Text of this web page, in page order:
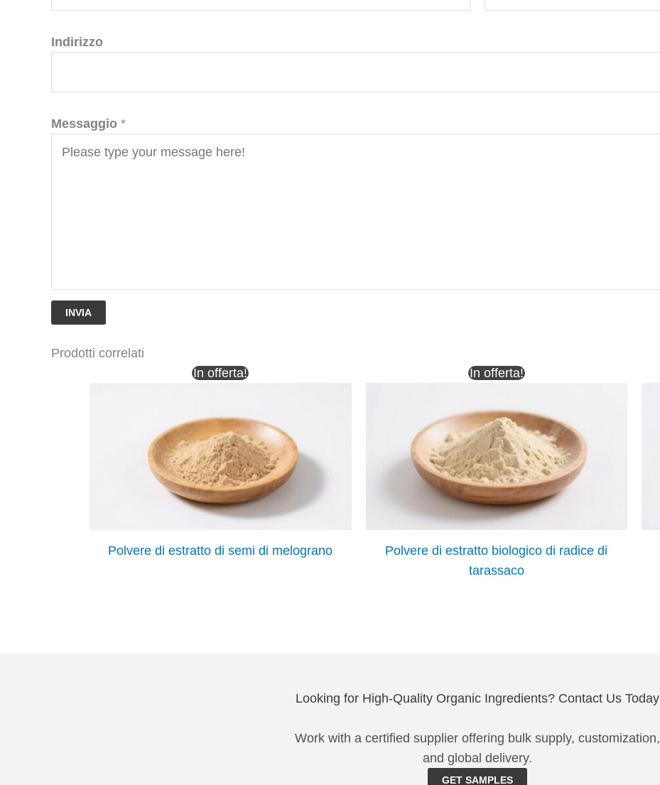
Indirizzo
Messaggio *
INVIA
Prodotti correlati
In offerta!
Polvere di estratto di semi di melograno
In offerta!
Polvere di estratto biologico di radice di
tarassaco
Looking for High-Quality Organic Ingredients? Contact Us Today
Work with a certified supplier offering bulk supply, customization,
and global delivery.
GET SAMPLES